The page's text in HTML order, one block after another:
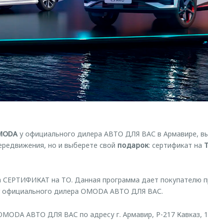
у официального дилера АВТО ДЛЯ ВАС в Армавире,
но и выберете свой подарок: сертификат на
СЕРТИФИКАТ на ТО. Данная программа дает покупателю
дилера OMODA АВТО ДЛЯ ВАС.
АВТО ДЛЯ ВАС по адресу г. Армавир, Р-217 Кавказ,